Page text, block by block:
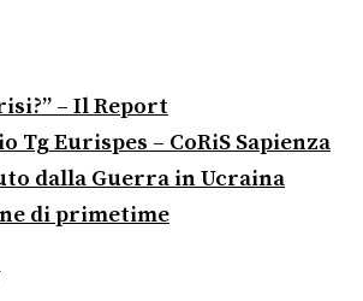
– Il Report
Tg Eurispes – CoRiS Sapienza
dalla Guerra in Ucraina
di primetime